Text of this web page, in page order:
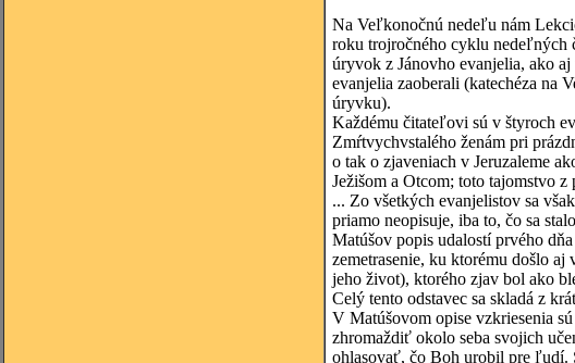
Na Veľkonočnú nedeľu nám
roku trojročného cyklu nedeľných
úryvok z Jánovho evanjelia, ako
evanjelia zaoberali (katechéza na
úryvku).
Každému čitateľovi sú v štyroch
Zmŕtvychvstalého ženám pri
o tak o zjaveniach v Jeruzaleme
Ježišom a Otcom; toto tajomstvo
... Zo všetkých evanjelistov sa
priamo neopisuje, iba to, čo sa
Matúšov popis udalostí prvého
zemetrasenie, ku ktorému došlo
jeho život), ktorého zjav bol ako
Celý tento odstavec sa skladá z
V Matúšovom opise vzkriesenia
zhromaždiť okolo seba svojich
ohlasovať, čo Boh urobil pre ľudí.